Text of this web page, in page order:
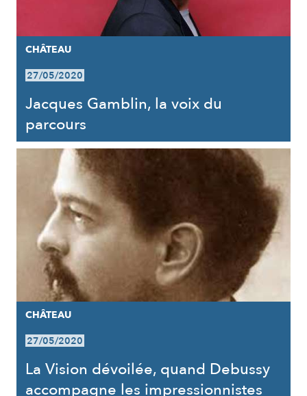
CHÂTEAU
27/05/2020
Jacques Gamblin, la voix du
parcours
CHÂTEAU
27/05/2020
La Vision dévoilée, quand Debussy
accompagne les impressionnistes